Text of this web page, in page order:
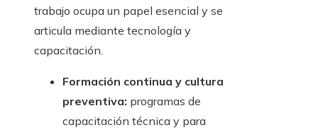
trabajo ocupa un papel esencial y se
articula mediante tecnología y
capacitación.
Formación continua y cultura
preventiva: programas de
capacitación técnica y para